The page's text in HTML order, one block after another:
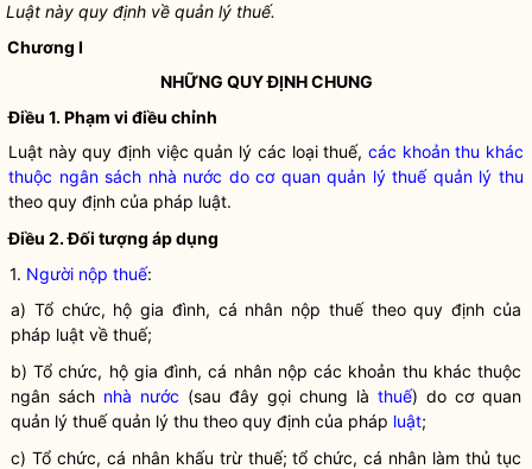
Luật này quy định về quản lý thuế.
Chương I
NHỮNG QUY ĐỊNH CHUNG
Điều 1. Phạm vi điều chỉnh
Luật này quy định việc quản lý các loại thuế, các khoản thu khác
thuộc ngân sách nhà nước do cơ quan quản lý thuế quản lý thu
theo quy định của pháp luật.
Điều 2. Đối tượng áp dụng
1. Người nộp thuế:
a) Tổ chức, hộ gia đình, cá nhân nộp thuế theo quy định của
pháp luật về thuế;
b) Tổ chức, hộ gia đình, cá nhân nộp các khoản thu khác thuộc
ngân sách nhà nước (sau đây gọi chung là thuế) do cơ quan
quản lý thuếquản lý thu theo quy định của pháp luật;
c) Tổ chức, cá nhân khấu trừ thuế; tổ chức, cá nhân làm thủ tục